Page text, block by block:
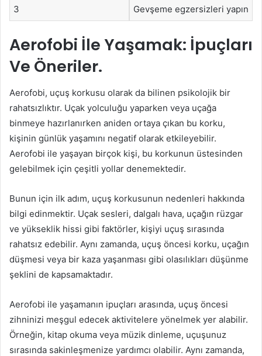
3 Gevşeme egzersizleri yapın
Aerofobi İle Yaşamak: İpuçları
Ve Öneriler.
Aerofobi, uçuş korkusu olarak da bilinen psikolojik bir
rahatsızlıktır. Uçak yolculuğu yaparken veya uçağa
binmeye hazırlanırken aniden ortaya çıkan bu korku,
kişinin günlük yaşamını negatif olarak etkileyebilir.
Aerofobi ile yaşayan birçok kişi, bu korkunun üstesinden
gelebilmek için çeşitli yollar denemektedir.
Bunun için ilk adım, uçuş korkusunun nedenleri hakkında
bilgi edinmektir. Uçak sesleri, dalgalı hava, uçağın rüzgar
ve yükseklik hissi gibi faktörler, kişiyi uçuş sırasında
rahatsız edebilir. Aynı zamanda, uçuş öncesi korku, uçağın
düşmesi veya bir kaza yaşanması gibi olasılıkları düşünme
şeklini de kapsamaktadır.
Aerofobi ile yaşamanın ipuçları arasında, uçuş öncesi
zihninizi meşgul edecek aktivitelere yönelmek yer alabilir.
Örneğin, kitap okuma veya müzik dinleme, uçuşunuz
sırasında sakinleşmenize yardımcı olabilir. Aynı zamanda,